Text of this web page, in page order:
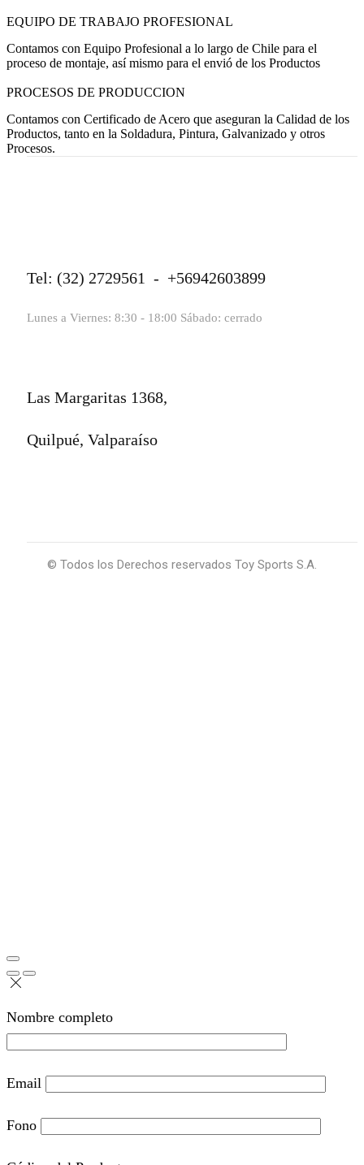
EQUIPO DE TRABAJO PROFESIONAL
Contamos con Equipo Profesional a lo largo de Chile para el
proceso de montaje, así mismo para el envió de los Productos
PROCESOS DE PRODUCCION
Contamos con Certificado de Acero que aseguran la Calidad de los
Productos, tanto en la Soldadura, Pintura, Galvanizado y otros
Procesos.
Tel: (32) 2729561 - +56942603899
Lunes a Viernes: 8:30 - 18:00 Sábado: cerrado
Las Margaritas 1368,
Quilpué, Valparaíso
© Todos los Derechos reservados Toy Sports S.A.
Nombre completo
Email
Fono